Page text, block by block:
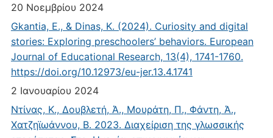
20 Νοεμβρίου 2024
Gkantia, E., & Dinas, K. (2024). Curiosity and digital
stories: Exploring preschoolers’ behaviors. European
Journal of Educational Research, 13(4), 1741-1760.
https://doi.org/10.12973/eu-jer.13.4.1741
2 Ιανουαρίου 2024
Ντίνας, Κ., Δουβλετή, Ά., Μουράτη, Π., Φάντη, Ά.,
Χατζηϊωάννου, Β. 2023. Διαχείριση της γλωσσικής